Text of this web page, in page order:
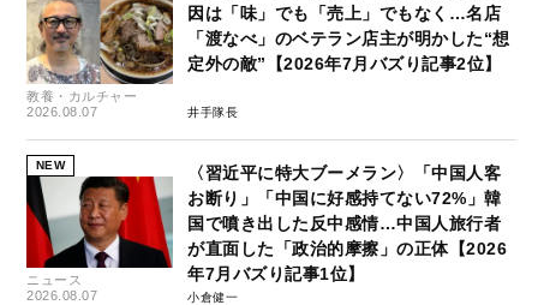
教養・カルチャー
2026.08.07
因は「味」でも「売上」でもなく…名店
「渡なべ」のベテラン店主が明かした“想
定外の敵”【2026年7月バズり記事2位】
井手隊長
NEW
ニュース
2026.08.07
〈習近平に特大ブーメラン〉「中国人客
お断り」「中国に好感持てない72%」韓
国で噴き出した反中感情…中国人旅行者
が直面した「政治的摩擦」の正体【2026
年7月バズり記事1位】
小倉健一